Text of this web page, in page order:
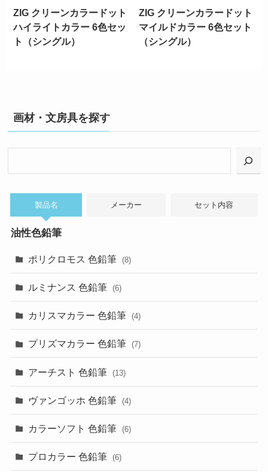
ZIG クリーンカラードット
ハイライトカラー 6色セッ
ト（シングル）
ZIG クリーンカラードット
マイルドカラー 6色セット
（シングル）
画材・文房具を探す
索
製品名 メーカー セット内容
油性色鉛筆
ポリクロモス 色鉛筆 (8)
ルミナンス 色鉛筆 (6)
カリスマカラー 色鉛筆 (4)
プリズマカラー 色鉛筆 (7)
アーチスト 色鉛筆 (13)
ヴァンゴッホ 色鉛筆 (4)
カラーソフト 色鉛筆 (6)
プロカラー 色鉛筆 (6)